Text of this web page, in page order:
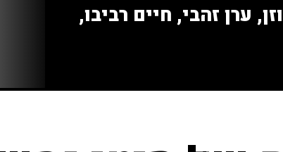
ערן זהבי, חיים רביבו,